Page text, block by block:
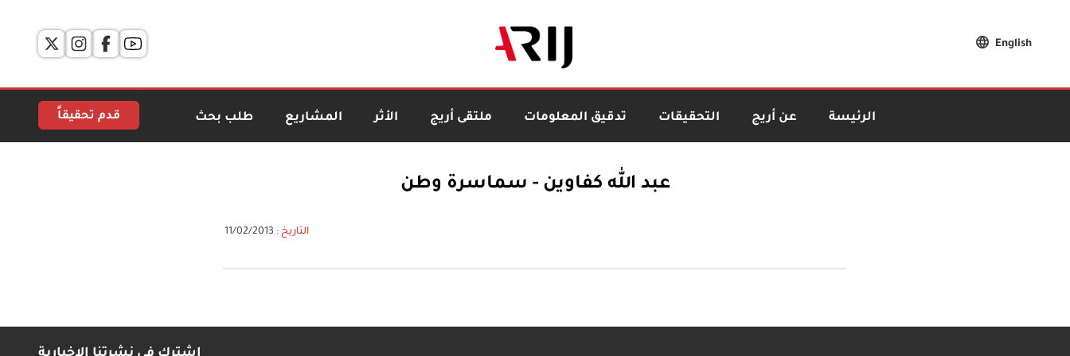
English
الرئيسة عن أريج التحقيقات تدقيق المعلومات ملتقى أريج الأثر المشاريع طلب بحث قدم تحقيقاً
عبد الله كفاوين - سماسرة وطن
التاريخ : 11/02/2013